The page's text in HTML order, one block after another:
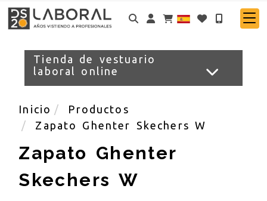
Identifícate
Tienda de vestuario
laboral online
Inicio
Productos
Zapato Ghenter Skechers W
Zapato Ghenter
Skechers W